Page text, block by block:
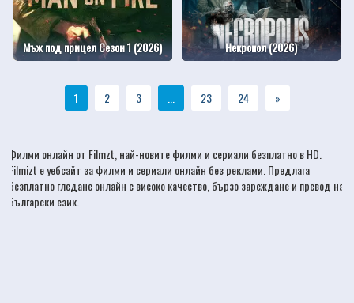
Мъж под прицел Сезон 1 (2026) Некропол (2026)
1 2 3 ... 23 24 »
Филми онлайн от Filmzt, най-новитефилми и сериали безплатно в HD.
Filmizt е уебсайт за филми и сериали онлайн без реклами. Предлага
безплатно гледане онлайн с високо качество, бързо зареждане и превод на
български език.